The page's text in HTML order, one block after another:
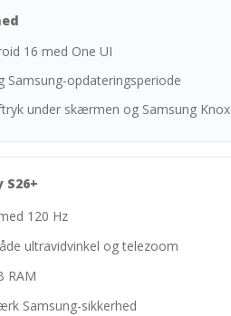
16 med One UI
Samsung-opdateringsperiode
under skærmen og Samsung Knox
120 Hz
ultravidvinkel og telezoom
RAM
Samsung-sikkerhed